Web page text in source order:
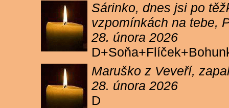
Sárinko, dnes jsi po
vzpomínkách na tebe,
28. února 2026
Maruško z Veveří,
28. února 2026
D